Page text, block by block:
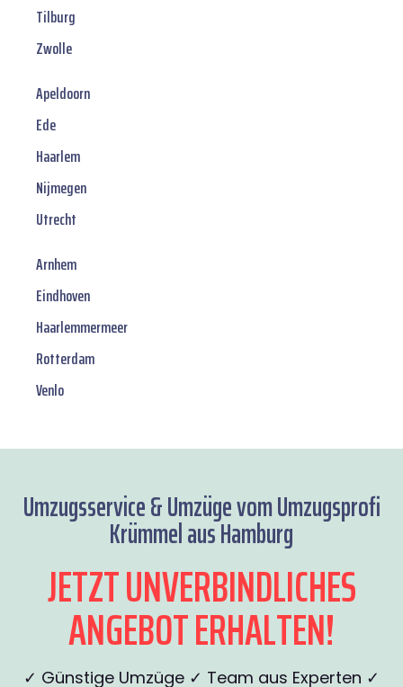
Tilburg
Zwolle
Apeldoorn
Ede
Haarlem
Nijmegen
Utrecht
Arnhem
Eindhoven
Haarlemmermeer
Rotterdam
Venlo
Umzugsservice & Umzüge vom Umzugsprofi
Krümmel aus Hamburg
JETZT UNVERBINDLICHES
ANGEBOT ERHALTEN!
✓ Günstige Umzüge ✓ Team aus Experten ✓